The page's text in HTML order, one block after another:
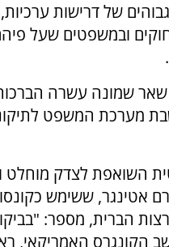
של דרישות
ובמשפטים שעל
שאר שמונה עשרה
מערכת המשפט
השואפת לצדק מוחלט
אטינגר, ששימש
הברית, מספר:
הקונגרס האמריקאי,